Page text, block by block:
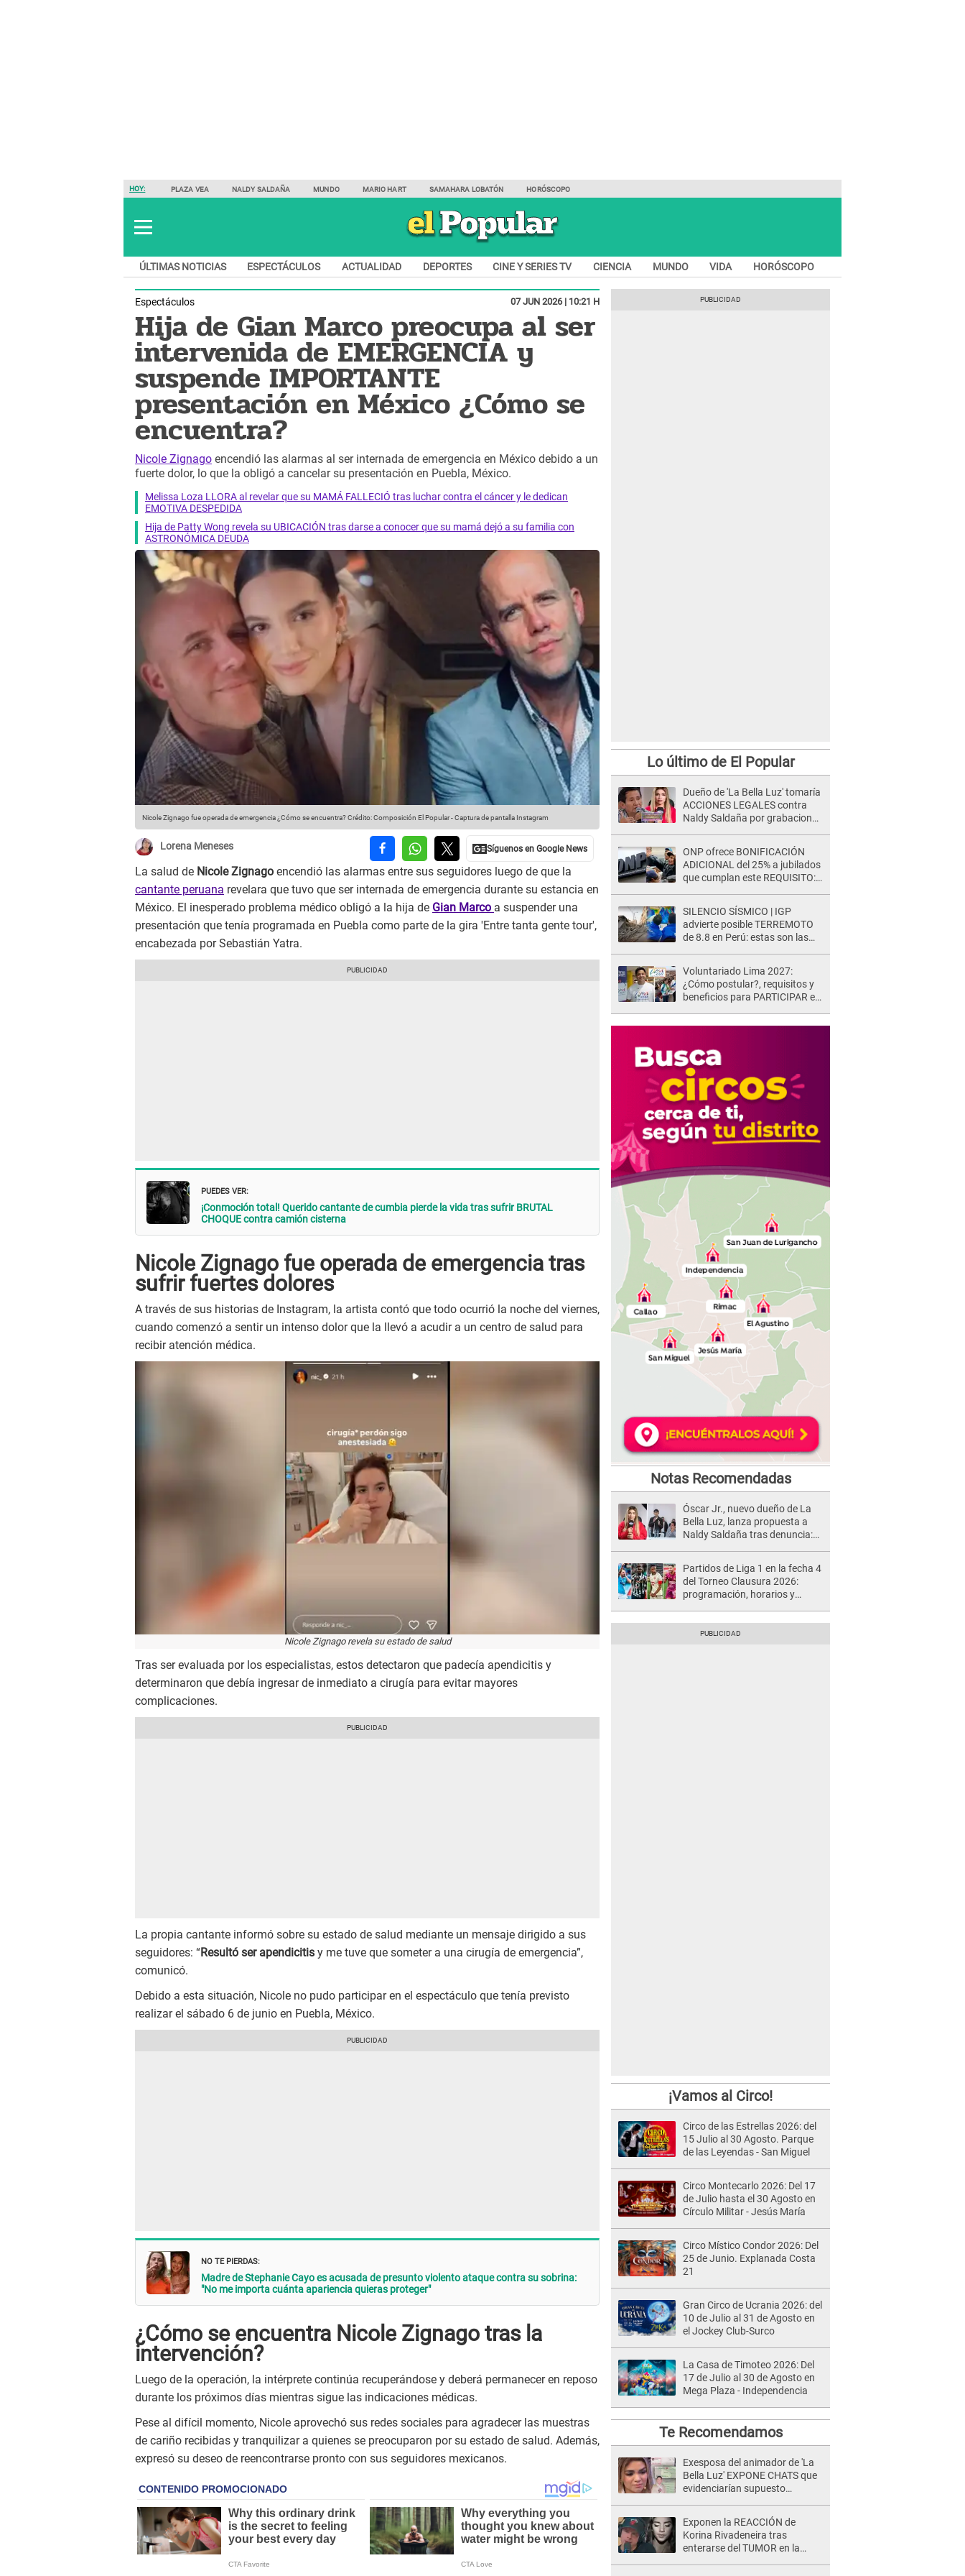
HOY: PLAZA VEA NALDY SALDAÑA MUNDO MARIO HART SAMAHARA LOBATÓN HORÓSCOPO
ÚLTIMAS NOTICIAS ESPECTÁCULOS ACTUALIDAD DEPORTES CINE Y SERIES TV CIENCIA MUNDO VIDA HORÓSCOPO
Espectáculos 07 JUN 2026 | 10:21 H
Hija de Gian Marco preocupa al ser
intervenida de EMERGENCIA y
suspende IMPORTANTE
presentación en México ¿Cómo se
encuentra?
Nicole Zignago encendió las alarmas al ser internada de emergencia en México debido a un
fuerte dolor, lo que la obligó a cancelar su presentación en Puebla, México.
Melissa Loza LLORA al revelar que su MAMÁ FALLECIÓ tras luchar contra el cáncer y le dedican
EMOTIVA DESPEDIDA
Hija de Patty Wong revela su UBICACIÓN tras darse a conocer que su mamá dejó a su familia con
ASTRONÓMICA DEUDA
Nicole Zignago fue operada de emergencia ¿Cómo se encuentra?Crédito: Composición El Popular - Captura de pantalla Instagram
Lorena Meneses
La salud de Nicole Zignago encendió las alarmas entre sus seguidores luego de que la
cantante peruana revelara que tuvo que ser internada de emergencia durante su estancia en
México. El inesperado problema médico obligó a la hija de Gian Marco a suspender una
presentación que tenía programada en Puebla como parte de la gira 'Entre tanta gente tour',
encabezada por Sebastián Yatra.
PUEDES VER:
¡Conmoción total! Querido cantante de cumbia pierde la vida tras sufrir BRUTAL
CHOQUE contra camión cisterna
Nicole Zignago fue operada de emergencia tras
sufrir fuertes dolores
A través de sus historias de Instagram, la artista contó que todo ocurrió la noche del viernes,
cuando comenzó a sentir un intenso dolor que la llevó a acudir a un centro de salud para
recibir atención médica.
Nicole Zignago revela su estado de salud
Tras ser evaluada por los especialistas, estos detectaron que padecía apendicitis y
determinaron que debía ingresar de inmediato a cirugía para evitar mayores
complicaciones.
La propia cantante informó sobre su estado de salud mediante un mensaje dirigido a sus
seguidores: “Resultó ser apendicitis y me tuve que someter a una cirugía de emergencia”,
comunicó.
Debido a esta situación, Nicole no pudo participar en el espectáculo que tenía previsto
realizar el sábado 6 de junio en Puebla, México.
NO TE PIERDAS:
Madre de Stephanie Cayo es acusada de presunto violento ataque contra su sobrina:
"No me importa cuánta apariencia quieras proteger"
¿Cómo se encuentra Nicole Zignago tras la
intervención?
Luego de la operación, la intérprete continúa recuperándose y deberá permanecer en reposo
durante los próximos días mientras sigue las indicaciones médicas.
Pese al difícil momento, Nicole aprovechó sus redes sociales para agradecer las muestras
de cariño recibidas y tranquilizar a quienes se preocuparon por su estado de salud. Además,
expresó su deseo de reencontrarse pronto con sus seguidores mexicanos.
Lo último de El Popular
Dueño de 'La Bella Luz' tomaría
ACCIONES LEGALES contra
Naldy Saldaña por grabaciones
ONP ofrece BONIFICACIÓN
ADICIONAL del 25% a jubilados
que cumplan este REQUISITO:
SILENCIO SÍSMICO | IGP
advierte posible TERREMOTO
de 8.8 en Perú: estas son las
Voluntariado Lima 2027:
¿Cómo postular?, requisitos y
beneficios para PARTICIPAR en
Notas Recomendadas
Óscar Jr., nuevo dueño de La
Bella Luz, lanza propuesta a
Naldy Saldaña tras denuncia:
Partidos de Liga 1 en la fecha 4
del Torneo Clausura 2026:
programación, horarios y
¡Vamos al Circo!
Circo de las Estrellas 2026: del
15 Julio al 30 Agosto. Parque
de las Leyendas - San Miguel
Circo Montecarlo 2026: Del 17
de Julio hasta el 30 Agosto en
Círculo Militar - Jesús María
Circo Místico Condor 2026: Del
25 de Junio. Explanada Costa
21
Gran Circo de Ucrania 2026: del
10 de Julio al 31 de Agosto en
el Jockey Club-Surco
La Casa de Timoteo 2026: Del
17 de Julio al 30 de Agosto en
Mega Plaza - Independencia
Te Recomendamos
Exesposa del animador de 'La
Bella Luz' EXPONE CHATS que
evidenciarían supuesto
Saldaña, pese a tener pareja
Exponen la REACCIÓN de
Korina Rivadeneira tras
enterarse del TUMOR en la